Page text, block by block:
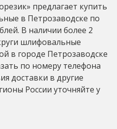
предлагает купить
в Петрозаводске по
В наличии более 2
шлифовальные
в городе Петрозаводске
по номеру телефона
доставки в другие
России уточняйте у